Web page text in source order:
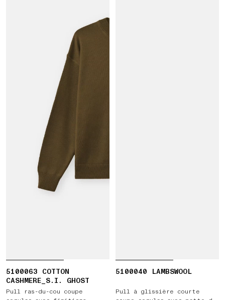
5100063 COTTON
CASHMERE_S.I. GHOST
Pull ras-du-cou coupe
5100040 LAMBSWOOL
Pull à glissière courte